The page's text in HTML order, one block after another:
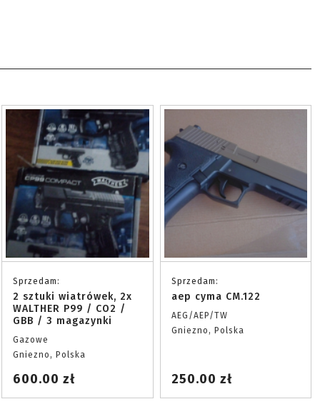
Sprzedam:
2 sztuki wiatrówek, 2x
WALTHER P99 / CO2 /
GBB / 3 magazynki
Gazowe
Gniezno, Polska
600.00 zł
Sprzedam:
aep cyma CM.122
AEG/AEP/TW
Gniezno, Polska
250.00 zł